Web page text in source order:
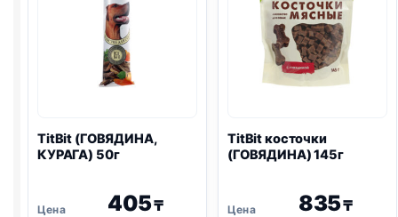
TitBit (ГОВЯДИНА,
КУРАГА) 50г
405₸
TitBit косточки
(ГОВЯДИНА) 145г
835₸